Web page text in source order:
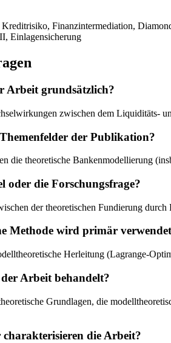
Finanzintermediation,
Einlagensicherung
Arbeit grundsätzlich?
zwischen dem Liquiditäts-
der Publikation?
die theoretische Bankenmodellierung
oder die Forschungsfrage?
der theoretischen Fundierung
Methode wird primär
Herleitung (Lagrange-
Arbeit behandelt?
Grundlagen, die
charakterisieren die Arbeit?